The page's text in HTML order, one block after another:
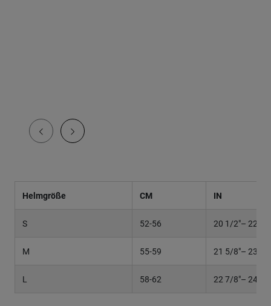
Helmgröße CM IN
S 52-56 20 1/2"– 22"
M 55-59 21 5/8"– 23 1/
L 58-62 22 7/8"– 24 3/